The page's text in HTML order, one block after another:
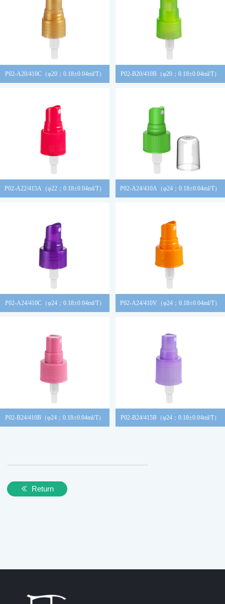
ꅃ Return
P02-A20/410C（φ20；0.18±0.04ml/T） P02-B20/410B（φ20；0.18±0.04ml/T）
P02-A22/415A（φ22；0.18±0.04ml/T） P02-A24/410A（φ24；0.18±0.04ml/T）
P02-A24/410C（φ24；0.18±0.04ml/T） P02-A24/410V（φ24；0.18±0.04ml/T）
P02-B24/410B（φ24；0.18±0.04ml/T） P02-B24/415B（φ24；0.18±0.04ml/T）